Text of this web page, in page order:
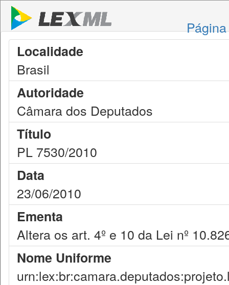
Localidade
Brasil
Autoridade
Câmara dos Deputados
Título
PL 7530/2010
Data
23/06/2010
Ementa
Altera os art. 4º e 10 da Lei nº
Nome Uniforme